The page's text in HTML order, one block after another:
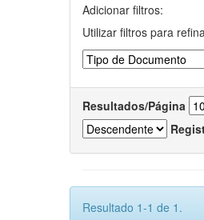
Adicionar filtros:
Utilizar filtros para
Resultados/Página
Resultado 1-1 de 1.